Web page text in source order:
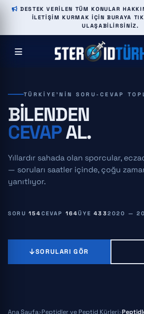
DESTEK VERILEN TÜM KONULAR
ILETIŞIM KURMAK IÇIN BURAYA
ULAŞABILIRSINIZ.
TÜRKIYE'NIN SORU-CEVAP
BILENDEN
CEVAPAL.
Yıllardır sahada olan sporcular,
— soruları saatler içinde, çoğu
yanıtlıyor.
SORU 154 CEVAP 164ÜYE4332020 —
SORULARI GÖR
Ana Sayfa Peptidler ve Peptid Kürleri